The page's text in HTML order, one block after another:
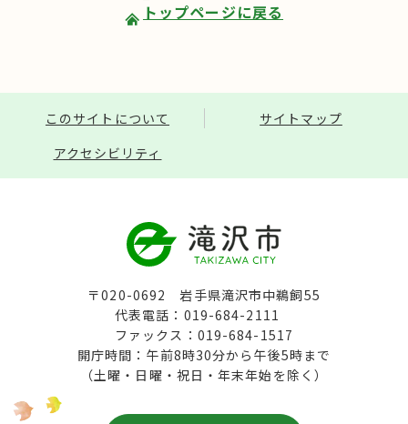
トップページに戻る
このサイトについて
サイトマップ
アクセシビリティ
〒020-0692 岩手県滝沢市中鵜飼55
代表電話：019-684-2111
ファックス：019-684-1517
開庁時間：午前8時30分から午後5時まで
（土曜・日曜・祝日・年末年始を除く）